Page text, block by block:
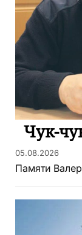
Чук-
05.08.2026
Памяти